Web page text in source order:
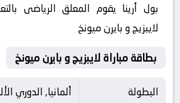
بول أرينا يقوم المعلق الرياضى
لايبزيج و بايرن ميونخ
بطاقة مباراة لايبزيج و بايرن ميونخ
البطولة
ألمانيا, الدوري